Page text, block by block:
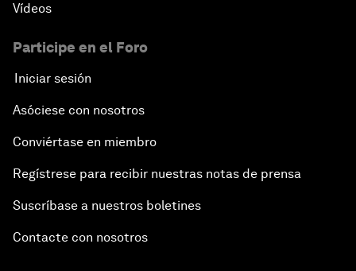
Vídeos
Participe en el Foro
Iniciar sesión
Asóciese con nosotros
Conviértase en miembro
Regístrese para recibir nuestras notas de prensa
Suscríbase a nuestros boletines
Contacte con nosotros